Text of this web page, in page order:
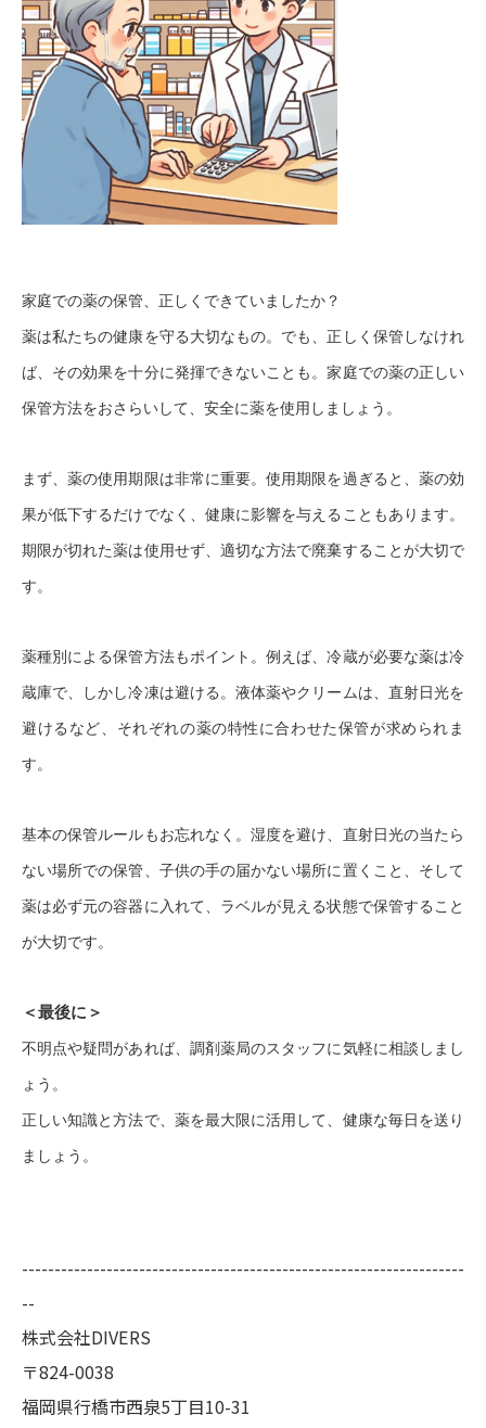
家庭での薬の保管、正しくできていましたか？
薬は私たちの健康を守る大切なもの。でも、正しく保管しなけれ
ば、その効果を十分に発揮できないことも。家庭での薬の正しい
保管方法をおさらいして、安全に薬を使用しましょう。
まず、薬の使用期限は非常に重要。使用期限を過ぎると、薬の効
果が低下するだけでなく、健康に影響を与えることもあります。
期限が切れた薬は使用せず、適切な方法で廃棄することが大切で
す。
薬種別による保管方法もポイント。例えば、冷蔵が必要な薬は冷
蔵庫で、しかし冷凍は避ける。液体薬やクリームは、直射日光を
避けるなど、それぞれの薬の特性に合わせた保管が求められま
す。
基本の保管ルールもお忘れなく。湿度を避け、直射日光の当たら
ない場所での保管、子供の手の届かない場所に置くこと、そして
薬は必ず元の容器に入れて、ラベルが見える状態で保管すること
が大切です。
＜最後に＞
不明点や疑問があれば、調剤薬局のスタッフに気軽に相談しまし
ょう。
正しい知識と方法で、薬を最大限に活用して、健康な毎日を送り
ましょう。
--------------------------------------------------------------------
--
株式会社DIVERS
〒824-0038
福岡県行橋市西泉5丁目10-31